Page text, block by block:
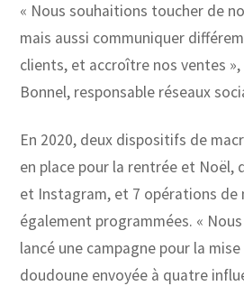
« Nous souhaitions toucher de
mais aussi communiquer
clients, et accroître nos ventes
Bonnel, responsable réseaux
En 2020, deux dispositifs de
en place pour la rentrée et Noël,
et Instagram, et 7 opérations de
également programmées. «
lancé une campagne pour la mise
doudoune envoyée à quatre